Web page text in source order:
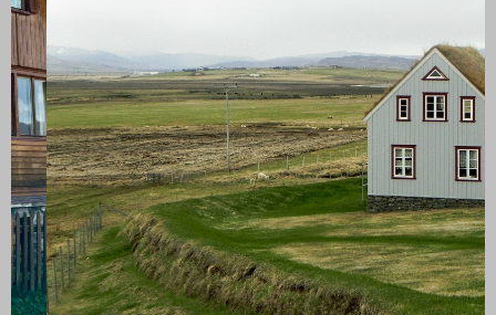
Ste si istí, že viete predať Vašu
nehnuteľnosť BEZPEČNE ?
Viete ako na BEZPEČNÝ predaj ?